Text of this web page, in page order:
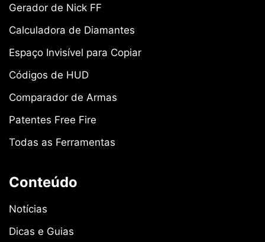
Gerador de Nick FF
Calculadora de Diamantes
Espaço Invisível para Copiar
Códigos de HUD
Comparador de Armas
Patentes Free Fire
Todas as Ferramentas
Conteúdo
Notícias
Dicas e Guias